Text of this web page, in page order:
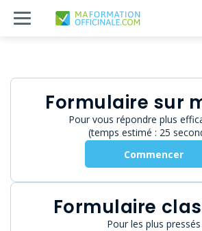
Formulaire sur
Pour vous répondre plus
(temps estimé : 25
Commencer
Formulaire
Pour les plus pressés